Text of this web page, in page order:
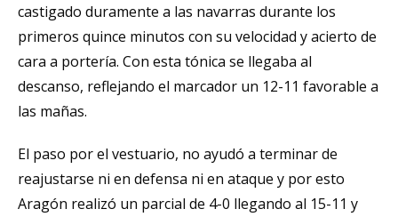
castigado duramente a las navarras durante los
primeros quince minutos con su velocidad y acierto de
cara a portería. Con esta tónica se llegaba al
descanso, reflejando el marcador un 12-11 favorable a
las mañas.
El paso por el vestuario, no ayudó a terminar de
reajustarse ni en defensa ni en ataque y por esto
Aragón realizó un parcial de 4-0 llegando al 15-11 y